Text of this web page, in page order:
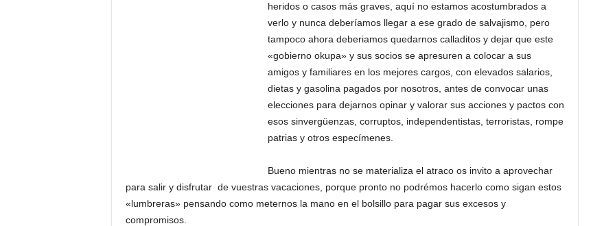
heridos o casos más graves, aquí no estamos acostumbrados a
verlo y nunca deberíamos llegar a ese grado de salvajismo, pero
tampoco ahora deberiamos quedarnos calladitos y dejar que este
«gobierno okupa» y sus socios se apresuren a colocar a sus
amigos y familiares en los mejores cargos, con elevados salarios,
dietas y gasolina pagados por nosotros, antes de convocar unas
elecciones para dejarnos opinar y valorar sus acciones y pactos con
esos sinvergüenzas, corruptos, independentistas, terroristas, rompe
patrias y otros especímenes.
Bueno mientras no se materializa el atraco os invito a aprovechar
para salir y disfrutar de vuestras vacaciones, porque pronto no podrémos hacerlo como sigan estos
«lumbreras» pensando como meternos la mano en el bolsillo para pagar sus excesos y
compromisos.